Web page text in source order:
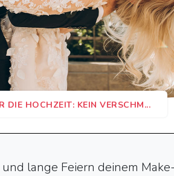
DIE HOCHZEIT: KEIN VERSCHM...
lange Feiern deinem